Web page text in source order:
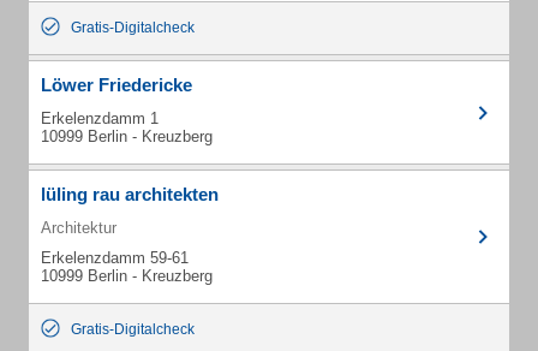
Gratis-Digitalcheck
Löwer Friedericke
Erkelenzdamm 1
10999 Berlin - Kreuzberg
lüling rau architekten
Architektur
Erkelenzdamm 59-61
10999 Berlin - Kreuzberg
Gratis-Digitalcheck